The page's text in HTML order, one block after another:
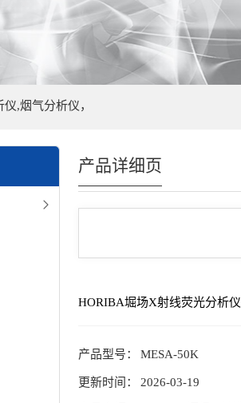
,烟气分析仪，
产品详细页
HORIBA堀场X射线荧光分析仪
产品型号： MESA-50K
更新时间： 2026-03-19